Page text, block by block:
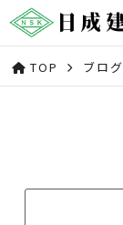
TOP ブログ